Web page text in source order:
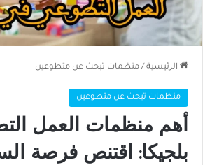
الرئيسية / منظمات تبحث عن متطوعين
منظمات تبحث عن متطوعين
أهم منظمات العمل
بلجيكا: اقتنص فرصة